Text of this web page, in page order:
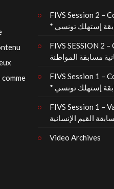
FIVS Session 2 –
إستهلك تونسي
FIVS SESSION 2
مسابقة المواطنة
FIVS Session 1 –
إستهلك تونسي
FIVS Session 1 –
القيم الإنسانية
Video Archives